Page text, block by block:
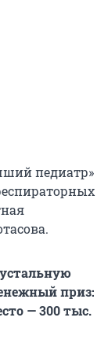
педиатр»
приз:
— 300 тыс.